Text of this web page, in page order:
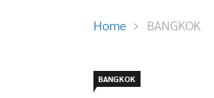
Home BANGKOK
BANGKOK